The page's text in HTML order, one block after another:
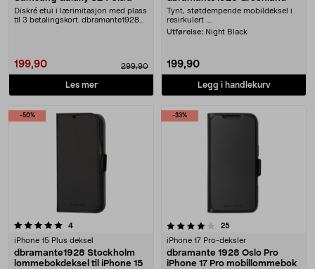
Diskré etui i lærimitasjon med plass
til 3 betalingskort. dbramante1928
199,90 299,90
Les mer
Tynt, støtdempende mobildeksel i
resirkulert ....
Utførelse: Night Black
199,90
Legg i handlekurv
-50%
4anmeldelser
iPhone 15 Plus deksel
dbramante1928 Stockholm
lommebokdeksel til iPhone 15
-33%
4.0 av 5 stjerner 25
iPhone 17 Pro-deksler
dbramante 1928 Oslo Pro
iPhone 17 Pro mobillommebok